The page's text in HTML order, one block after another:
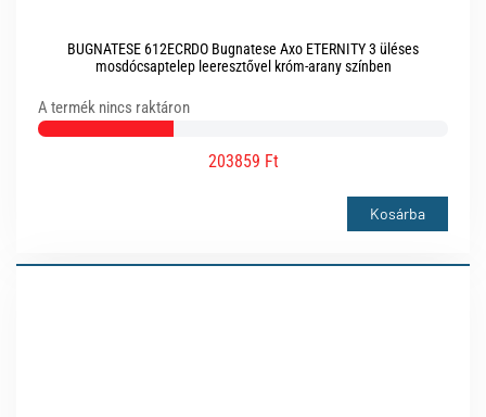
BUGNATESE 612ECRDO Bugnatese Axo ETERNITY 3 üléses
mosdócsaptelep leeresztővel króm-arany színben
A termék nincs raktáron
203859 Ft
Kosárba